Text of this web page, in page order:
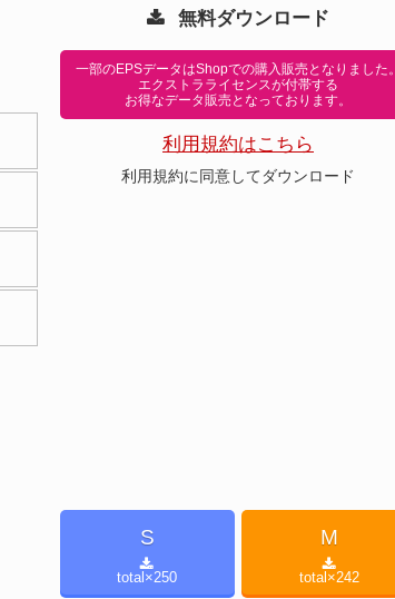
無料ダウンロード
一部のEPSデータはShopでの購入販売となりました。
エクストラライセンスが付帯する
お得なデータ販売となっております。
利用規約はこちら
利用規約に同意してダウンロード
S
total×250
M
total×242